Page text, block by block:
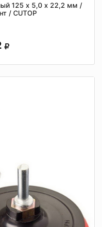
125 х 5,0 х 22,2 мм /
/ CUTOP